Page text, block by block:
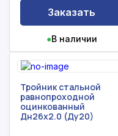
Заказать
●В наличии
Тройник стальной
равнопроходной
оцинкованный
Дн26х2.0 (Ду20)